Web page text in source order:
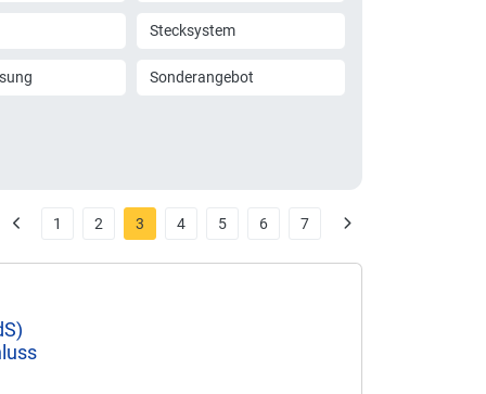
Stecksystem
Sonderangebot
1 2 3 4 5 6 7